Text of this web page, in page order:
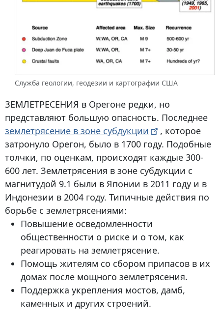
Служба геологии, геодезии и картографии США
ЗЕМЛЕТРЕСЕНИЯ в Орегоне редки, но
представляют большую опасность. Последнее
землетрясение в зоне субдукции
, которое
затронуло Орегон, было в 1700 году. Подобные
толчки, по оценкам, происходят каждые 300-
600 лет. Землетрясения в зоне субдукции с
магнитудой 9.1 были в Японии в 2011 году и в
Индонезии в 2004 году. Типичные действия по
борьбе с землетрясениями:
Повышение осведомленности
общественности о риске и о том, как
реагировать на землетрясение.
Помощь жителям со сбором припасов в их
домах после мощного землетрясения.
Поддержка укрепления мостов, дамб,
каменных и других строений.